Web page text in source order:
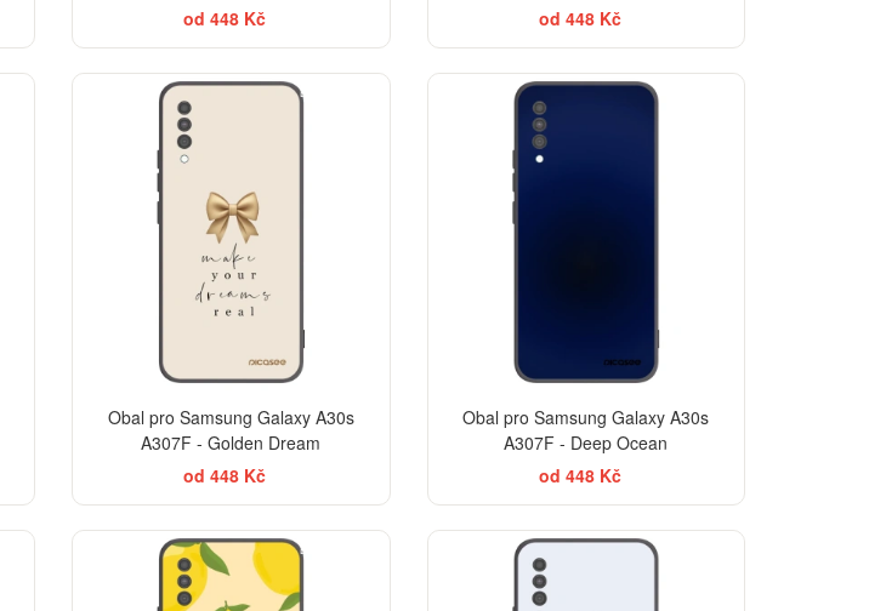
od 448 Kč
od 448 Kč
BESTSELLER
Obal pro Samsung Galaxy A30s
A307F - Golden Dream
od 448 Kč
Obal pro Samsung Galaxy A30s
A307F - Deep Ocean
od 448 Kč
BESTSELLER